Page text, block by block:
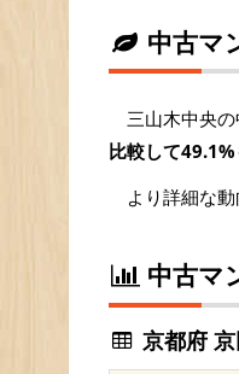
中古マ
三山木中央
比較して
より詳細な
中古マ
京都府